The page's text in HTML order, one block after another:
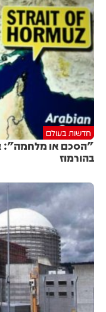
חדשות בעולם
"הסכם או מלחמה":
בהורמוז